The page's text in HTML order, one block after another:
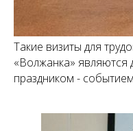
Такие визиты для
«Волжанка»
праздником -